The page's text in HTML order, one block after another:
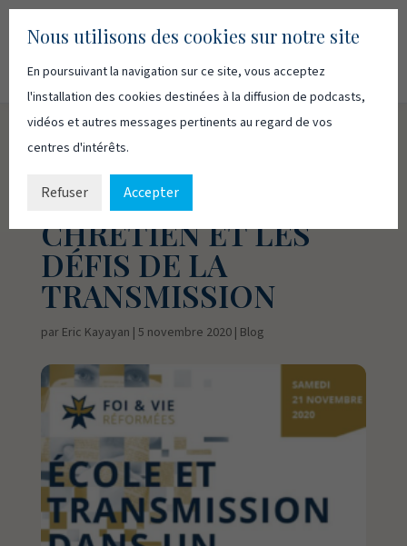
COLLOQUE SUR
L’ENSEIGNEMENT
CHRÉTIEN ET LES
DÉFIS DE LA
TRANSMISSION
par Eric Kayayan | 5 novembre 2020| Blog
Nous utilisons des cookies sur notre site
En poursuivant la navigation sur ce site, vous acceptez
l'installation des cookies destinées à la diffusion de podcasts,
vidéos et autres messages pertinents au regard de vos
centres d'intérêts.
Refuser Accepter